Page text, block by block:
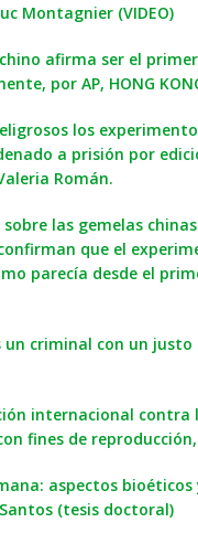
Montagnier (VIDEO)
afirma ser el
por AP, HONG
los
a prisión por
Román.
las gemelas
que el
parecía desde el
un criminal con un justo
internacional contra
fines de
aspectos bioéticos
(tesis doctoral)